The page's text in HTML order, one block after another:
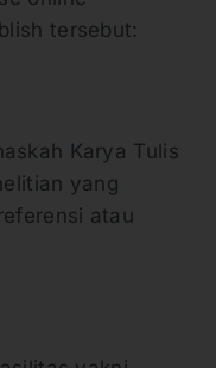
tersebut:
Karya Tulis
yang
atau